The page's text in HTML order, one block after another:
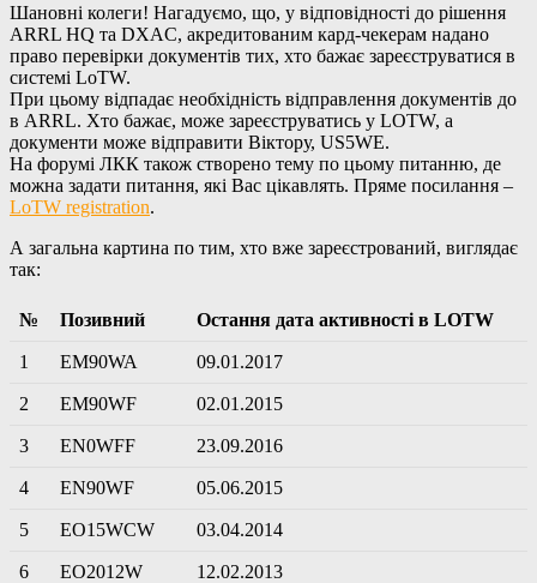
Шановні колеги! Нагадуємо, що, у відповідності до рішення
ARRL HQ та DXAC, акредитованим кард-чекерам надано
право перевірки документів тих, хто бажає зареєструватися в
системі LoTW.
При цьому відпадає необхідність відправлення документів до
в ARRL. Хто бажає, може зареєструватись у LOTW, а
документи може відправити Віктору, US5WE.
На форумі ЛКК також створено тему по цьому питанню, де
можна задати питання, які Вас цікавлять. Пряме посилання –
LoTW registration.
А загальна картина по тим, хто вже зареєстрований, виглядає
так:
№ Позивний Остання дата активності в LOTW
1 EM90WA 09.01.2017
2 EM90WF 02.01.2015
3 EN0WFF 23.09.2016
4 EN90WF 05.06.2015
5 EO15WCW 03.04.2014
6 EO2012W 12.02.2013